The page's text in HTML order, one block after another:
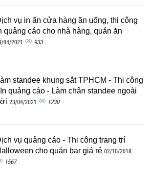
vụ in ấn cửa hàng ăn uống, thi công
quảng cáo cho nhà hàng, quán ăn
04/2021 933
standee khung sắt TPHCM - Thi công
quảng cáo - Làm chân standee ngoài
23/04/2021 1230
vụ quảng cáo - Thi công trang trí
cho quán bar giá rẻ 02/10/2018
1567